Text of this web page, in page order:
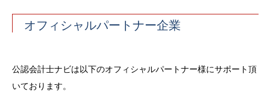
オフィシャルパートナー企業
公認会計士ナビは以下のオフィシャルパートナー様にサポート頂
いております。